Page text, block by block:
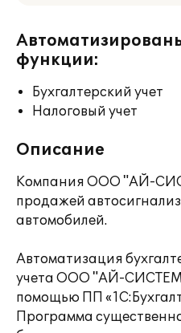
функции:
Бухгалтерский учет
Налоговый учет
Описание
Компания ООО "АЙ-
продажей
автомобилей.
Автоматизация
учета ООО "АЙ-
помощью ПП
Программа